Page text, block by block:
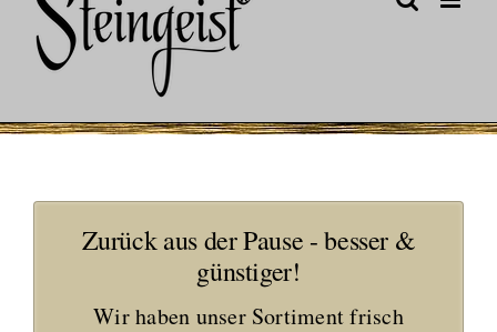
Zurück aus der Pause - besser &
günstiger!
Wir haben unser Sortiment frisch